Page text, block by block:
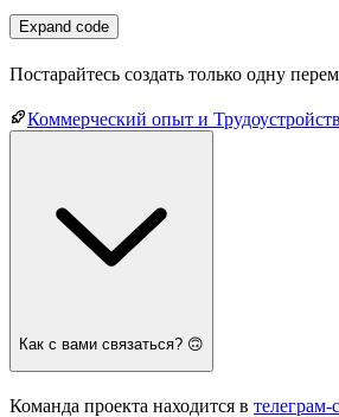
Expand code
Постарайтесь создать только одну
Коммерческий опыт и
Как с вами связаться? 🙃
Команда проекта находится в телеграм-